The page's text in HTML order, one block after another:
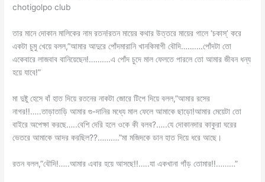
chotigolpo club
তার মানে দোকান মালিকের নাম রতন!রতন মায়ের কথার উত্তরে মায়ের গালে ‘চকাস্’ করে
একটা চুমু খেয়ে বলল,”আমার আদুরে পোঁদমারানি খানকিমাগী বৌদি……….পোঁদটা তো
একেবারে লাজবাব বানিয়েছেন!……….এ পোঁদ চুদে মাল ফেলতে পারলে তো আমার জীবন ধন্য
হয়ে যাবে!”
মা দুষ্টু হেসে বাঁ হাত দিয়ে রতনের নাকটা জোরে টিপে দিয়ে বলল,”আমার রসের
নাগর!!…..তাড়াতাড়ি আমার গু-দানির মধ্যে মাল ফেলে আমাকে ছাড়ো!আমার মেয়েটা তো
বাইরে অপেক্ষা করছে…..বেশি দেরি হলে ওকে কী বলব?…..যে দোকানদার কাকুরা ঘরের
ভেতরে আমাকে আদর করছিল??……….”মা মজিদকে ডান হাত দিয়ে ধরে আছে।
রতন বলল,”বৌদি!…..আমার এবার হয়ে আসছে!!…..যা একখানা গাঁড় তোমার!!………”